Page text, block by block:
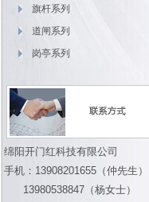
旗杆系列
道闸系列
岗亭系列
绵阳开门红科技有限公司
手机：13908201655（仲先生）
13980538847（杨女士）